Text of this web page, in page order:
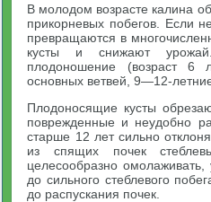
В молодом возрасте калина
прикорневых побегов. Если
превращаются в
кусты и снижают
плодоношение (возраст
основных ветвей, 9—12-
Плодоносящие кусты
поврежденные и неудобно
старше 12 лет сильно
из спящих почек
целесообразно
до сильного стеблевого
до распускания почек.